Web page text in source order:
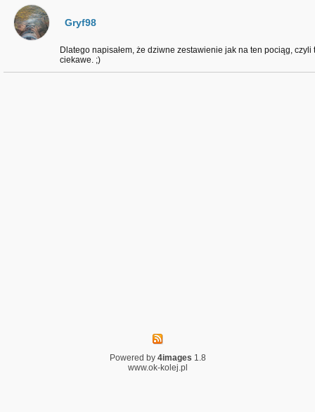
Gryf98
Dlatego napisałem, że dziwne zestawienie jak na ten pociąg,
ciekawe. ;)
Powered by 4images 1.8
www.ok-kolej.pl